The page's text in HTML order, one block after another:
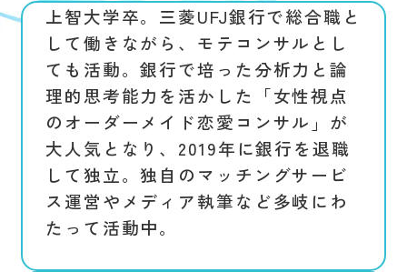
上智大学卒。三菱UFJ銀行で総合職と
して働きながら、モテコンサルとし
ても活動。銀行で培った分析力と論
理的思考能力を活かした「女性視点
のオーダーメイド恋愛コンサル」が
大人気となり、2019年に銀行を退職
して独立。独自のマッチングサービ
ス運営やメディア執筆など多岐にわ
たって活動中。